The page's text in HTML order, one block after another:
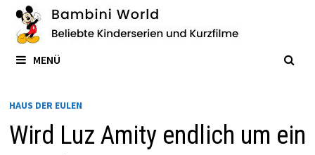
Zum
Inhalt
springen
MENÜ
HAUS DER EULEN
Wird Luz Amity endlich um ein